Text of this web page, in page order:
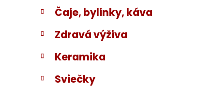
Čaje, bylinky, káva
Zdravá výživa
Keramika
Sviečky